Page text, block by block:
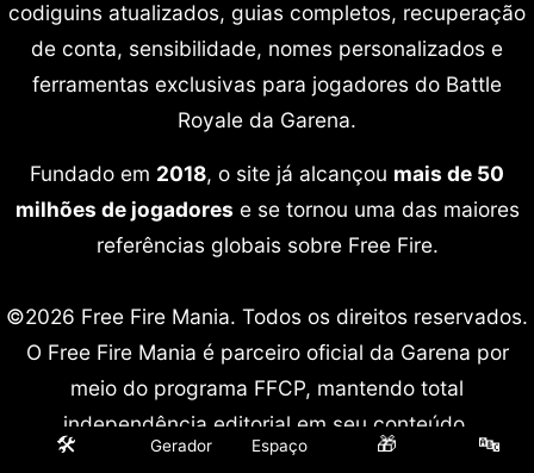
codiguins atualizados, guias completos, recuperação
de conta, sensibilidade, nomes personalizados e
ferramentas exclusivas para jogadores do Battle
Royale da Garena.
Fundado em 2018, o site já alcançou mais de 50
milhões de jogadores e se tornou uma das maiores
referências globais sobre Free Fire.
©2026 Free Fire Mania. Todos os direitos reservados.
O Free Fire Mania é parceiro oficial da Garena por
meio do programa FFCP, mantendo total
independência editorial em seu conteúdo.
Free Fire é marca registrada da Garena International.
🛠️
Gerador
Espaço
🎁 🔤